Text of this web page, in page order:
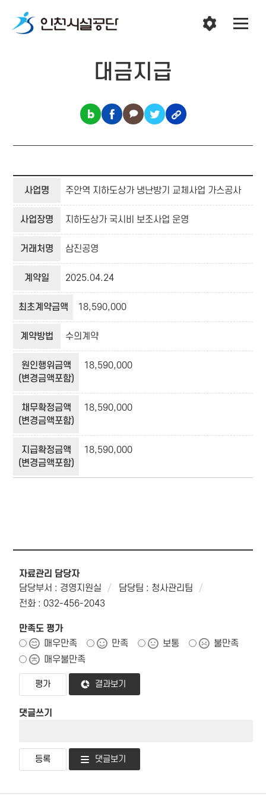
대금지급
사업명 주안역 지하도상가 냉난방기 교체사업 가스공사
사업장명 지하도상가 국시비 보조사업 운영
거래처명 삼진공영
계약일 2025.04.24
최초계약금액 18,590,000
계약방법 수의계약
원인행위금액
(변경금액포함)
18,590,000
채무확정금액
(변경금액포함)
18,590,000
지급확정금액
(변경금액포함)
18,590,000
자료관리 담당자
담당부서 : 경영지원실
담당팀 : 청사관리팀
전화 : 032-456-2043
만족도 평가
매우만족
만족 보통
불만족
매우불만족
결과보기
댓글쓰기
댓글보기